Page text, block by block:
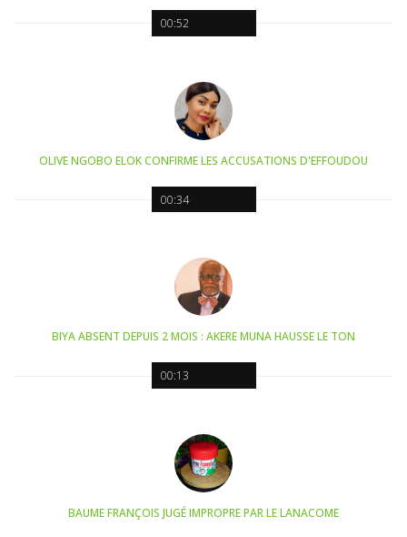
00:52
00:34
OLIVE NGOBO ELOK CONFIRME LES ACCUSATIONS D'EFFOUDOU
00:13
BIYA ABSENT DEPUIS 2 MOIS : AKERE MUNA HAUSSE LE TON
BAUME FRANÇOIS JUGÉ IMPROPRE PAR LE LANACOME